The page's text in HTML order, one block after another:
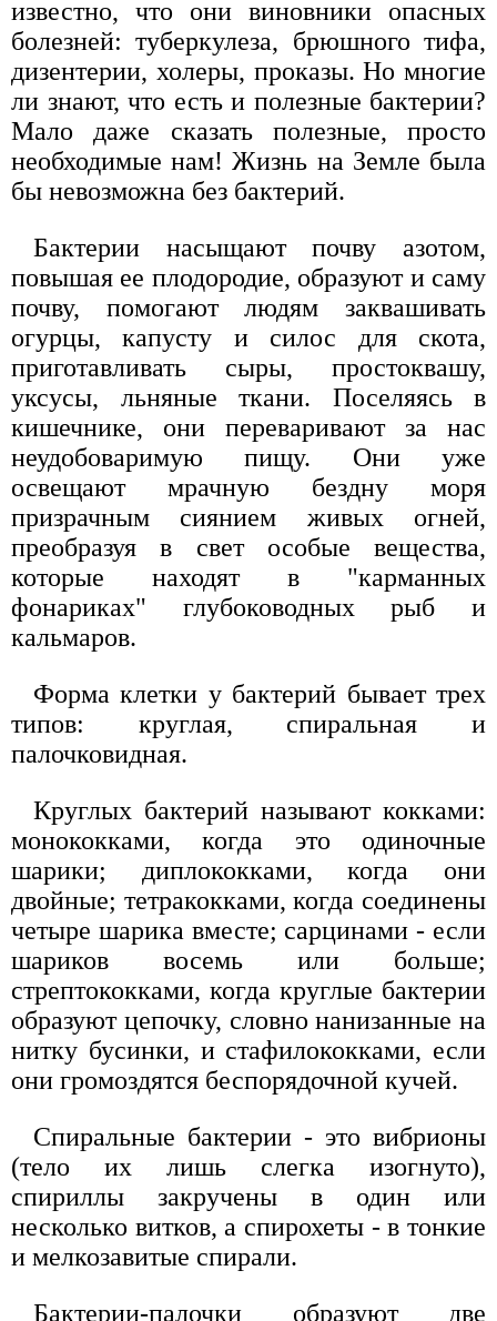
известно, что они виновники опасных
болезней: туберкулеза, брюшного тифа,
дизентерии, холеры, проказы. Но многие
ли знают, что есть и полезные бактерии?
Мало даже сказать полезные, просто
необходимые нам! Жизнь на Земле была
бы невозможна без бактерий.
Бактерии насыщают почву азотом,
повышая ее плодородие, образуют и саму
почву, помогают людям заквашивать
огурцы, капусту и силос для скота,
приготавливать сыры, простоквашу,
уксусы, льняные ткани. Поселяясь в
кишечнике, они переваривают за нас
неудобоваримую пищу. Они уже
освещают мрачную бездну моря
призрачным сиянием живых огней,
преобразуя в свет особые вещества,
которые находят в "карманных
фонариках" глубоководных рыб и
кальмаров.
Форма клетки у бактерий бывает трех
типов: круглая, спиральная и
палочковидная.
Круглых бактерий называют кокками:
монококками, когда это одиночные
шарики; диплококками, когда они
двойные; тетракокками, когда соединены
четыре шарика вместе; сарцинами - если
шариков восемь или больше;
стрептококками, когда круглые бактерии
образуют цепочку, словно нанизанные на
нитку бусинки, и стафилококками, если
они громоздятся беспорядочной кучей.
Спиральные бактерии - это вибрионы
(тело их лишь слегка изогнуто),
спириллы закручены в один или
несколько витков, а спирохеты - в тонкие
и мелкозавитые спирали.
Бактерии-палочки образуют две